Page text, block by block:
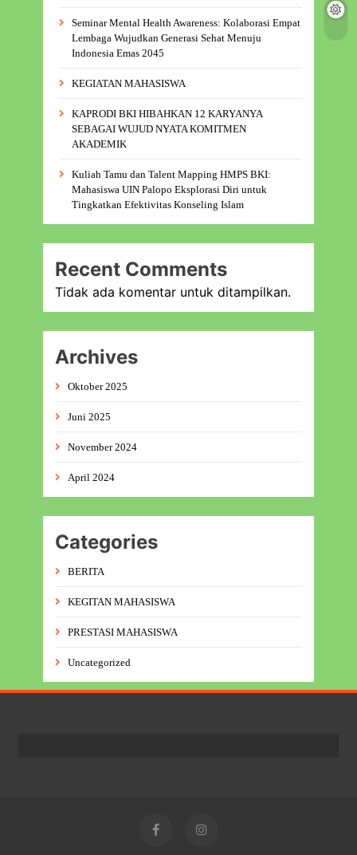
Seminar Mental Health Awareness: Kolaborasi Empat
Lembaga Wujudkan Generasi Sehat Menuju
Indonesia Emas 2045
KEGIATAN MAHASISWA
KAPRODI BKI HIBAHKAN 12 KARYANYA
SEBAGAI WUJUD NYATA KOMITMEN
AKADEMIK
Kuliah Tamu dan Talent Mapping HMPS BKI:
Mahasiswa UIN Palopo Eksplorasi Diri untuk
Tingkatkan Efektivitas Konseling Islam
Recent Comments
Tidak ada komentar untuk ditampilkan.
Archives
Oktober 2025
Juni 2025
November 2024
April 2024
Categories
BERITA
KEGITAN MAHASISWA
PRESTASI MAHASISWA
Uncategorized